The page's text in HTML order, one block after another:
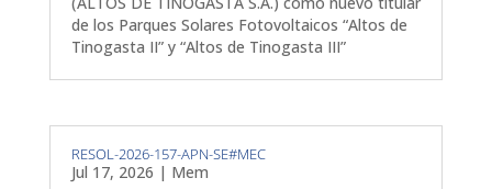
de los Parques Solares Fotovoltaicos “Altos de
Tinogasta II” y “Altos de Tinogasta III”
RESOL-2026-157-APN-SE#MEC
Jul 17, 2026 | Mem